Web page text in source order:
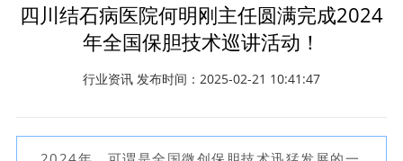
四川结石病医院何明刚主任圆满完成2024
年全国保胆技术巡讲活动！
行业资讯 发布时间：2025-02-21 10:41:47